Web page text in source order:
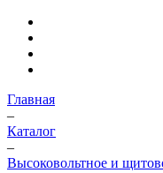
Главная
–
Каталог
–
Высоковольтное и